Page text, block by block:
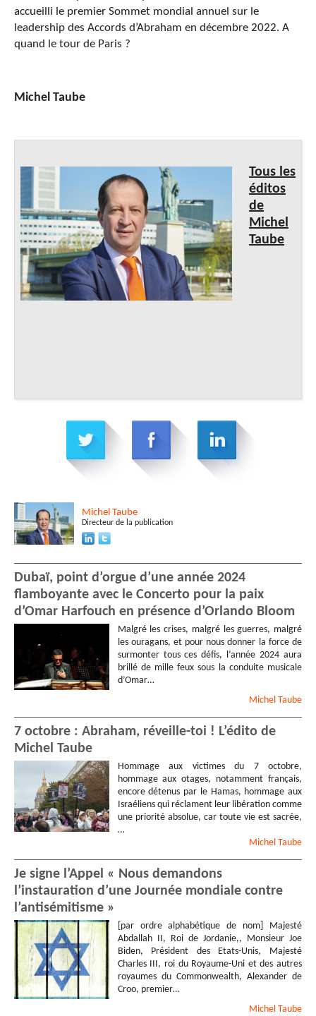
accueilli le premier Sommet mondial annuel sur le
leadership des Accords d’Abraham en décembre 2022. A
quand le tour de Paris ?
Michel Taube
Tous les
éditos
de
Michel
Taube
Michel Taube
Directeur de la publication
Dubaï, point d’orgue d’une année 2024
flamboyante avec le Concerto pour la paix
d’Omar Harfouch en présence d’Orlando Bloom
Malgré les crises, malgré les guerres, malgré
les ouragans, et pour nous donner la force de
surmonter tous ces défis, l’année 2024 aura
brillé de mille feux sous la conduite musicale
d’Omar…
Michel Taube
7 octobre : Abraham, réveille-toi ! L’édito de
Michel Taube
Hommage aux victimes du 7 octobre,
hommage aux otages, notamment français,
encore détenus par le Hamas, hommage aux
Israéliens qui réclament leur libération comme
une priorité absolue, car toute vie est sacrée,
…
Michel Taube
Je signe l’Appel « Nous demandons
l’instauration d’une Journée mondiale contre
l’antisémitisme »
[par ordre alphabétique de nom] Majesté
Abdallah II, Roi de Jordanie,, Monsieur Joe
Biden, Président des Etats-Unis, Majesté
Charles III, roi du Royaume-Uni et des autres
royaumes du Commonwealth, Alexander de
Croo, premier…
Michel Taube